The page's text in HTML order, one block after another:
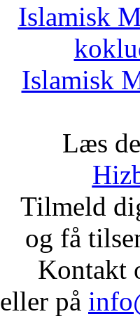
Islamisk
Islamisk
Læs
Tilmeld
og få
Kontakt
eller på